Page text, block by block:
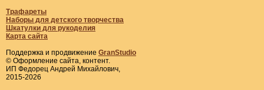
Трафареты
Наборы для детского творчества
Шкатулки для рукоделия
Карта сайта
Поддержка и продвижение GranStudio
© Оформление сайта, контент.
ИП Федорец Андрей Михайлович,
2015-2026